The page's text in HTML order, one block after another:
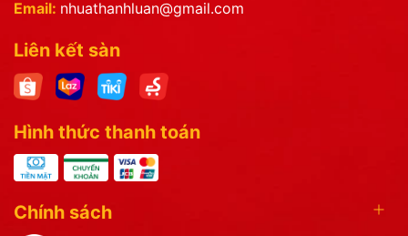
Email: nhuathanhluan@gmail.com
Liên kết sàn
Hình thức thanh toán
Chính sách